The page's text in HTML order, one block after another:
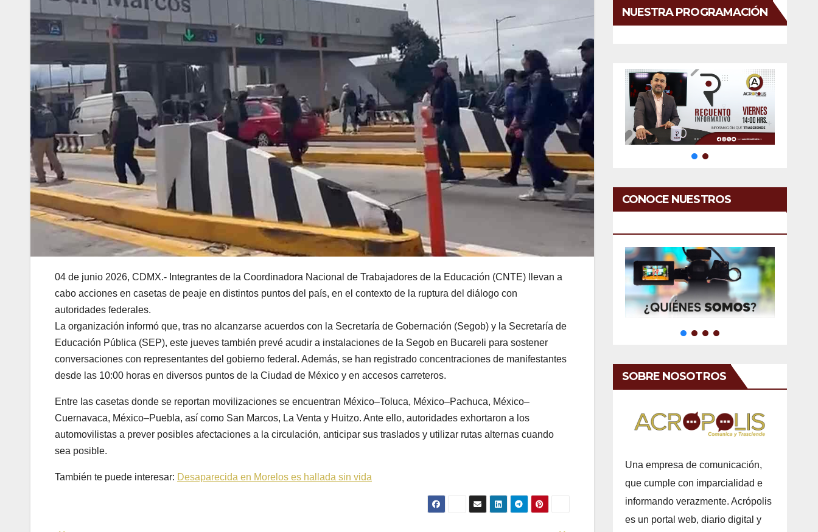
04 de junio 2026, CDMX.- Integrantes de la Coordinadora Nacional de Trabajadores de la Educación (CNTE) llevan a
cabo acciones en casetas de peaje en distintos puntos del país, en el contexto de la ruptura del diálogo con
autoridades federales.
La organización informó que, tras no alcanzarse acuerdos con la Secretaría de Gobernación (Segob) y la Secretaría de
Educación Pública (SEP), este jueves también prevé acudir a instalaciones de la Segob en Bucareli para sostener
conversaciones con representantes del gobierno federal. Además, se han registrado concentraciones de manifestantes
desde las 10:00 horas en diversos puntos de la Ciudad de México y en accesos carreteros.
Entre las casetas donde se reportan movilizaciones se encuentran México–Toluca, México–Pachuca, México–
Cuernavaca, México–Puebla, así como San Marcos, La Venta y Huitzo. Ante ello, autoridades exhortaron a los
automovilistas a prever posibles afectaciones a la circulación, anticipar sus traslados y utilizar rutas alternas cuando
sea posible.
También te puede interesar: Desaparecida en Morelos es hallada sin vida
NUESTRA PROGRAMACIÓN
CONOCE NUESTROS
SOBRE NOSOTROS
Una empresa de comunicación,
que cumple con imparcialidad e
informando verazmente. Acrópolis
es un portal web, diario digital y